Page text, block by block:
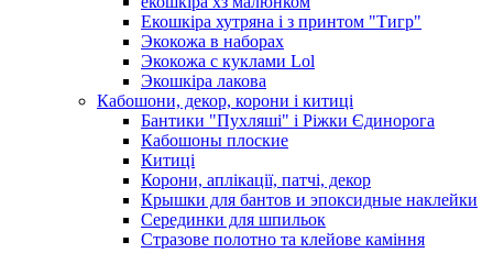
Екошкіра хутряна і з принтом "Тигр"
Экокожа в наборах
Экокожа с куклами Lol
Экошкiра лакова
Кабошони, декор, корони і китиці
Бантики "Пухляші" і Ріжки Єдинорога
Кабошоны плоские
Китиці
Корони, аплікації, патчі, декор
Крышки для бантов и эпоксидные наклейки
Серединки для шпильок
Стразове полотно та клейове каміння